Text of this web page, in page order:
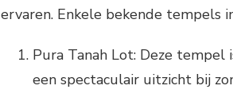
ervaren. Enkele bekende tempels
Pura Tanah Lot: Deze
een spectaculair uitzicht bij